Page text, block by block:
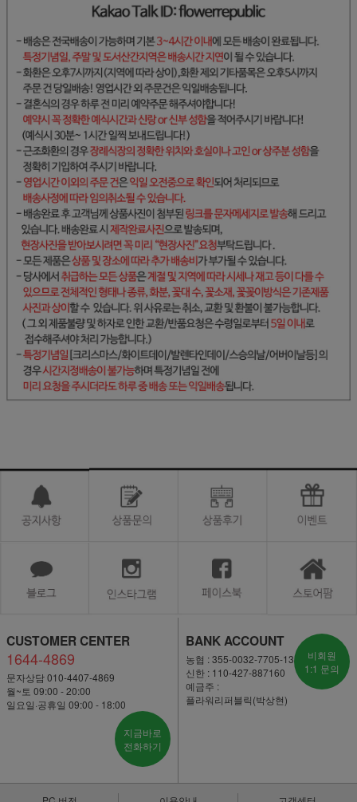
CUSTOMER CENTER
1644-4869
문자상담 010-4407-4869
월~토 09:00 - 20:00
일요일·공휴일 09:00 - 18:00
지금바로
전화하기
BANK ACCOUNT
농협 : 355-0032-7705-13
신한 : 110-427-887160
예금주 :
플라워리퍼블릭(박상현)
비회원
1:1 문의